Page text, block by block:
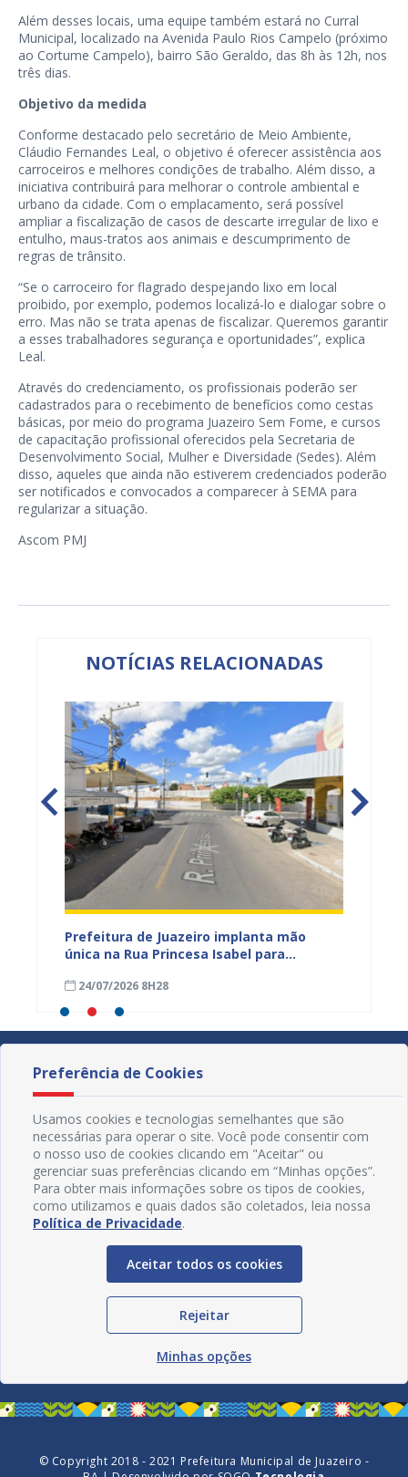
Além desses locais, uma equipe também estará no Curral
Municipal, localizado na Avenida Paulo Rios Campelo (próximo
ao Cortume Campelo), bairro São Geraldo, das 8h às 12h, nos
três dias.
Objetivo da medida
Conforme destacado pelo secretário de Meio Ambiente,
Cláudio Fernandes Leal, o objetivo é oferecer assistência aos
carroceiros e melhores condições de trabalho. Além disso, a
iniciativa contribuirá para melhorar o controle ambiental e
urbano da cidade. Com o emplacamento, será possível
ampliar a fiscalização de casos de descarte irregular de lixo e
entulho, maus-tratos aos animais e descumprimento de
regras de trânsito.
“Se o carroceiro for flagrado despejando lixo em local
proibido, por exemplo, podemos localizá-lo e dialogar sobre o
erro. Mas não se trata apenas de fiscalizar. Queremos garantir
a esses trabalhadores segurança e oportunidades”, explica
Leal.
Através do credenciamento, os profissionais poderão ser
cadastrados para o recebimento de benefícios como cestas
básicas, por meio do programa Juazeiro Sem Fome, e cursos
de capacitação profissional oferecidos pela Secretaria de
Desenvolvimento Social, Mulher e Diversidade (Sedes). Além
disso, aqueles que ainda não estiverem credenciados poderão
ser notificados e convocados a comparecer à SEMA para
regularizar a situação.
Ascom PMJ
NOTÍCIAS RELACIONADAS
Prefeitura de Juazeiro implanta mão
única na Rua Princesa Isabel para
24/07/2026 8H28
Redes Sociais
© Copyright 2018 - 2021 Prefeitura Municipal de Juazeiro -
Preferência de Cookies
Usamos cookies e tecnologias semelhantes que são
necessárias para operar o site. Você pode consentir com
o nosso uso de cookies clicando em "Aceitar" ou
gerenciar suas preferências clicando em “Minhas opções”.
Para obter mais informações sobre os tipos de cookies,
como utilizamos e quais dados são coletados, leia nossa
Política de Privacidade.
Aceitar todos os cookies
Rejeitar
Minhas opções